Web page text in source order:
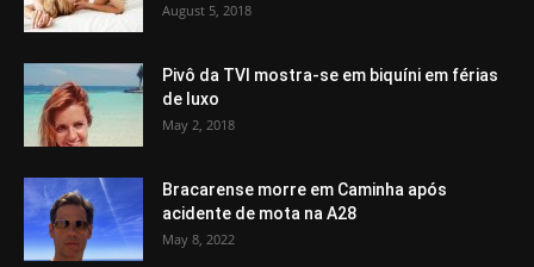
August 5, 2018
Pivô da TVI mostra-se em biquíni em férias
de luxo
May 2, 2018
Bracarense morre em Caminha após
acidente de mota na A28
May 8, 2022